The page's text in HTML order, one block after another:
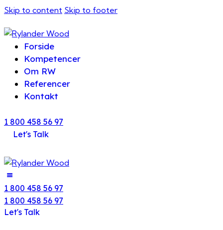
Skip to content Skip to footer
Forside
Kompetencer
Om RW
Referencer
Kontakt
1 800 458 56 97
Let's Talk
1 800 458 56 97
1 800 458 56 97
Let's Talk